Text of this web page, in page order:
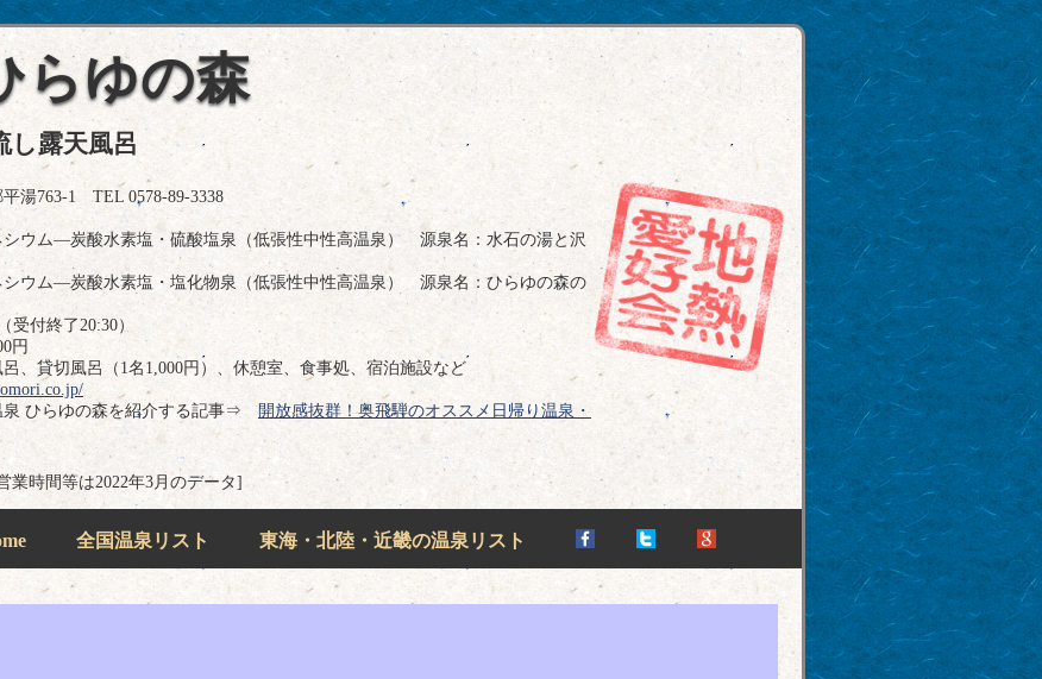
らゆの森
し露天風呂
湯763-1 TEL 0578-89-3338
ウム―炭酸水素塩・硫酸塩泉（低張性中性高温泉） 源泉名：水石の湯と沢
ウム―炭酸水素塩・塩化物泉（低張性中性高温泉） 源泉名：ひらゆの森の
付終了20:30）
円
、貸切風呂（1名1,000円）、休憩室、食事処、宿泊施設など
泉 ひらゆの森を紹介する記事⇒開放感抜群！奥飛騨のオススメ日帰り温泉・
時間等は2022年3月のデータ]
全国温泉リスト 東海・北陸・近畿の温泉リスト